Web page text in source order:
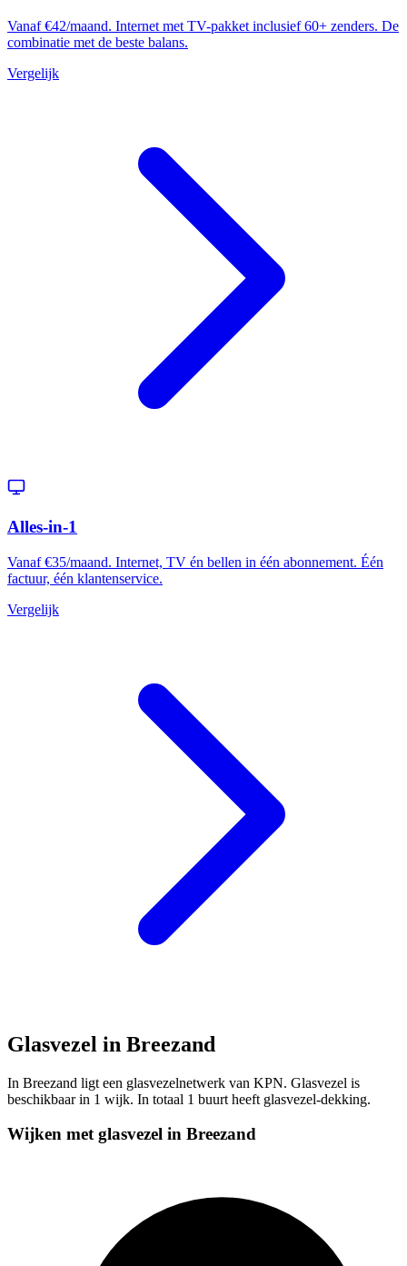
Vanaf €42/maand. Internet met TV-pakket inclusief 60+ zenders. De
combinatie met de beste balans.
Vergelijk
Alles-in-1
Vanaf €35/maand. Internet, TV én bellen in één abonnement. Één
factuur, één klantenservice.
Vergelijk
Glasvezel in Breezand
In Breezand ligt een glasvezelnetwerk van KPN. Glasvezel is
beschikbaar in 1 wijk. In totaal 1 buurt heeft glasvezel-dekking.
Wijken met glasvezel in Breezand